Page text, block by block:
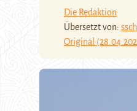
Die Redaktion
Übersetzt von:
Original